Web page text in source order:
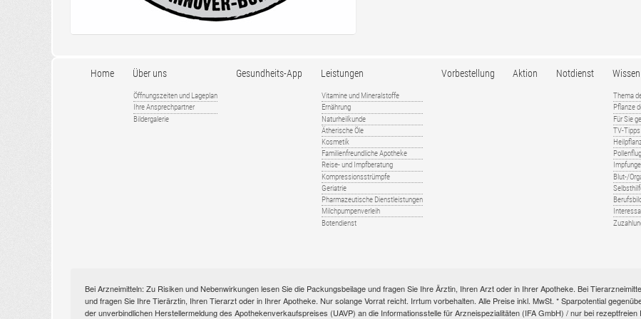
Home Über uns
Öffnungszeiten und Lageplan
Ihre Ansprechpartner
Bildergalerie
Gesundheits-App Leistungen
Vitamine und Mineralstoffe
Ernährung
Naturheilkunde
Ätherische Öle
Kosmetik
Familienfreundliche Apotheke
Reise- und Impfberatung
Kompressionsstrümpfe
Geriatrie
Pharmazeutische Dienstleistungen
Milchpumpenverleih
Botendienst
Vorbestellung Aktion Notdienst Wissen
Thema
Pflanze
Für Sie
TV-Tipps
Pollenflug
Blut-/
Bei Arzneimitteln: Zu Risiken und Nebenwirkungen lesen Sie die Packungsbeilage und fragen Sie Ihre Ärztin, Ihren Arzt oder in Ihrer Apotheke. Bei
und fragen Sie Ihre Tierärztin, Ihren Tierarzt oder in Ihrer Apotheke. Nur solange Vorrat reicht. Irrtum vorbehalten. Alle Preise inkl. MwSt. * Sparpotential
der unverbindlichen Herstellermeldung des Apothekenverkaufspreises (UAVP) an die Informationsstelle für Arzneispezialitäten (IFA GmbH) / nur bei